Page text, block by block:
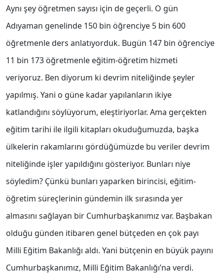
Aynı şey öğretmen sayısı için de geçerli. O gün
Adıyaman genelinde 150 bin öğrenciye 5 bin 600
öğretmenle ders anlatıyorduk. Bugün 147 bin öğrenciye
11 bin 173 öğretmenle eğitim-öğretim hizmeti
veriyoruz. Ben diyorum ki devrim niteliğinde şeyler
yapılmış. Yani o güne kadar yapılanların ikiye
katlandığını söylüyorum, eleştiriyorlar. Ama gerçekten
eğitim tarihi ile ilgili kitapları okuduğumuzda, başka
ülkelerin rakamlarını gördüğümüzde bu veriler devrim
niteliğinde işler yapıldığını gösteriyor. Bunları niye
söyledim? Çünkü bunları yaparken birincisi, eğitim-
öğretim süreçlerinin gündemin ilk sırasında yer
almasını sağlayan bir Cumhurbaşkanımız var. Başbakan
olduğu günden itibaren genel bütçeden en çok payı
Milli Eğitim Bakanlığı aldı. Yani bütçenin en büyük payını
Cumhurbaşkanımız, Milli Eğitim Bakanlığı’na verdi.